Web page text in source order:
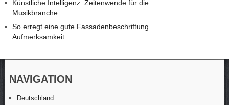
Künstliche Intelligenz: Zeitenwende für die
Musikbranche
So erregt eine gute Fassadenbeschriftung
Aufmerksamkeit
NAVIGATION
Deutschland